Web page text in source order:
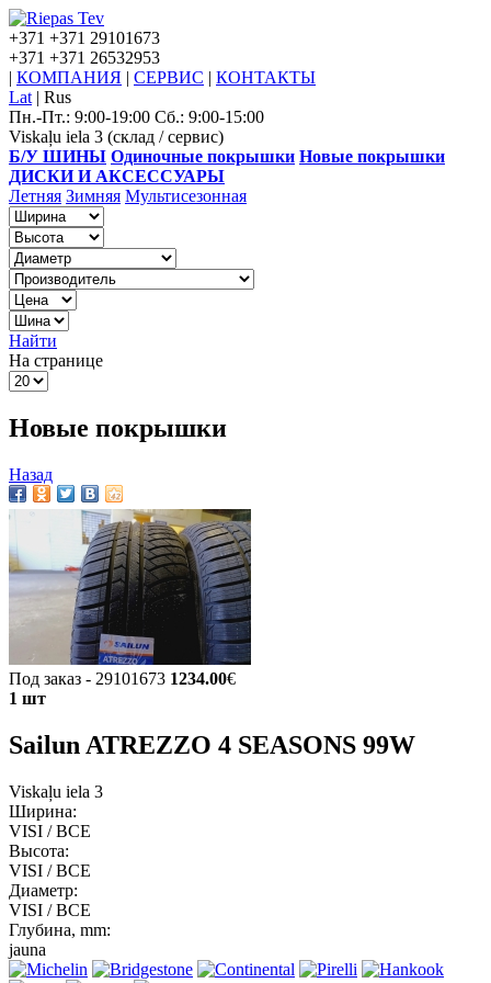
+371 +371 29101673
+371 +371 26532953
| КОМПАНИЯ | СЕРВИС | КОНТАКТЫ
Lat | Rus
Пн.-Пт.: 9:00-19:00 Сб.: 9:00-15:00
Viskaļu iela 3 (склад / сервис)
Б/У ШИНЫ Одиночные покрышки Новые покрышки
ДИСКИ И АКСЕССУАРЫ
Летняя Зимняя Мультисезонная
Найти
На странице
Новые покрышки
Назад
Под заказ - 29101673 1234.00€
1 шт
Sailun ATREZZO 4 SEASONS 99W
Viskaļu iela 3
Ширина:
VISI / ВСЕ
Высота:
VISI / ВСЕ
Диаметр:
VISI / ВСЕ
Глубина, mm:
jauna